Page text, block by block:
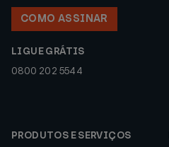
COMO ASSINAR
LIGUE GRÁTIS
0800 202 5544
PRODUTOS E SERVIÇOS